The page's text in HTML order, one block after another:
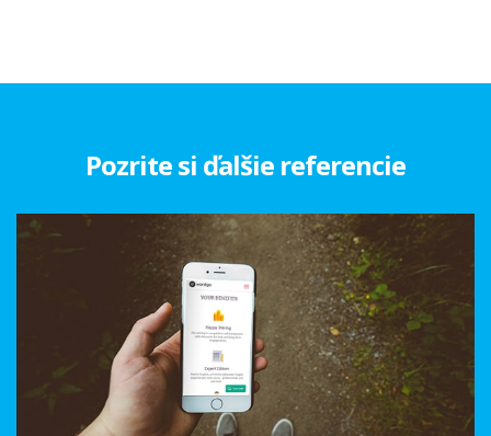
Pozrite si ďalšie referencie